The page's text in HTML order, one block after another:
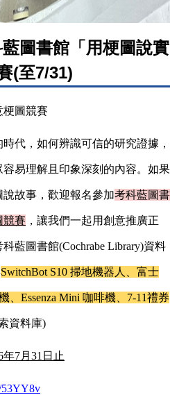
藍圖書館「用梗圖說實
(至7/31)
梗圖競賽
代，如何辨識可信的研究證據，
易理解且印象深刻的內容。 如果
故事，歡迎報名參加考科藍圖書
競賽 ，讓我們一起用創意推廣正
科藍圖書館(Cochrabe Library)資料
SwitchBot S10 掃地機器人、富士
Essenza Mini 咖啡機、7-11禮券
資料庫)
年7月31日止
53YY8v